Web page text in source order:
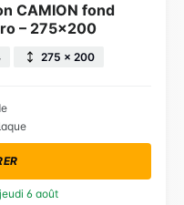
CAMION fond
– 275×200
275 × 200
6 août